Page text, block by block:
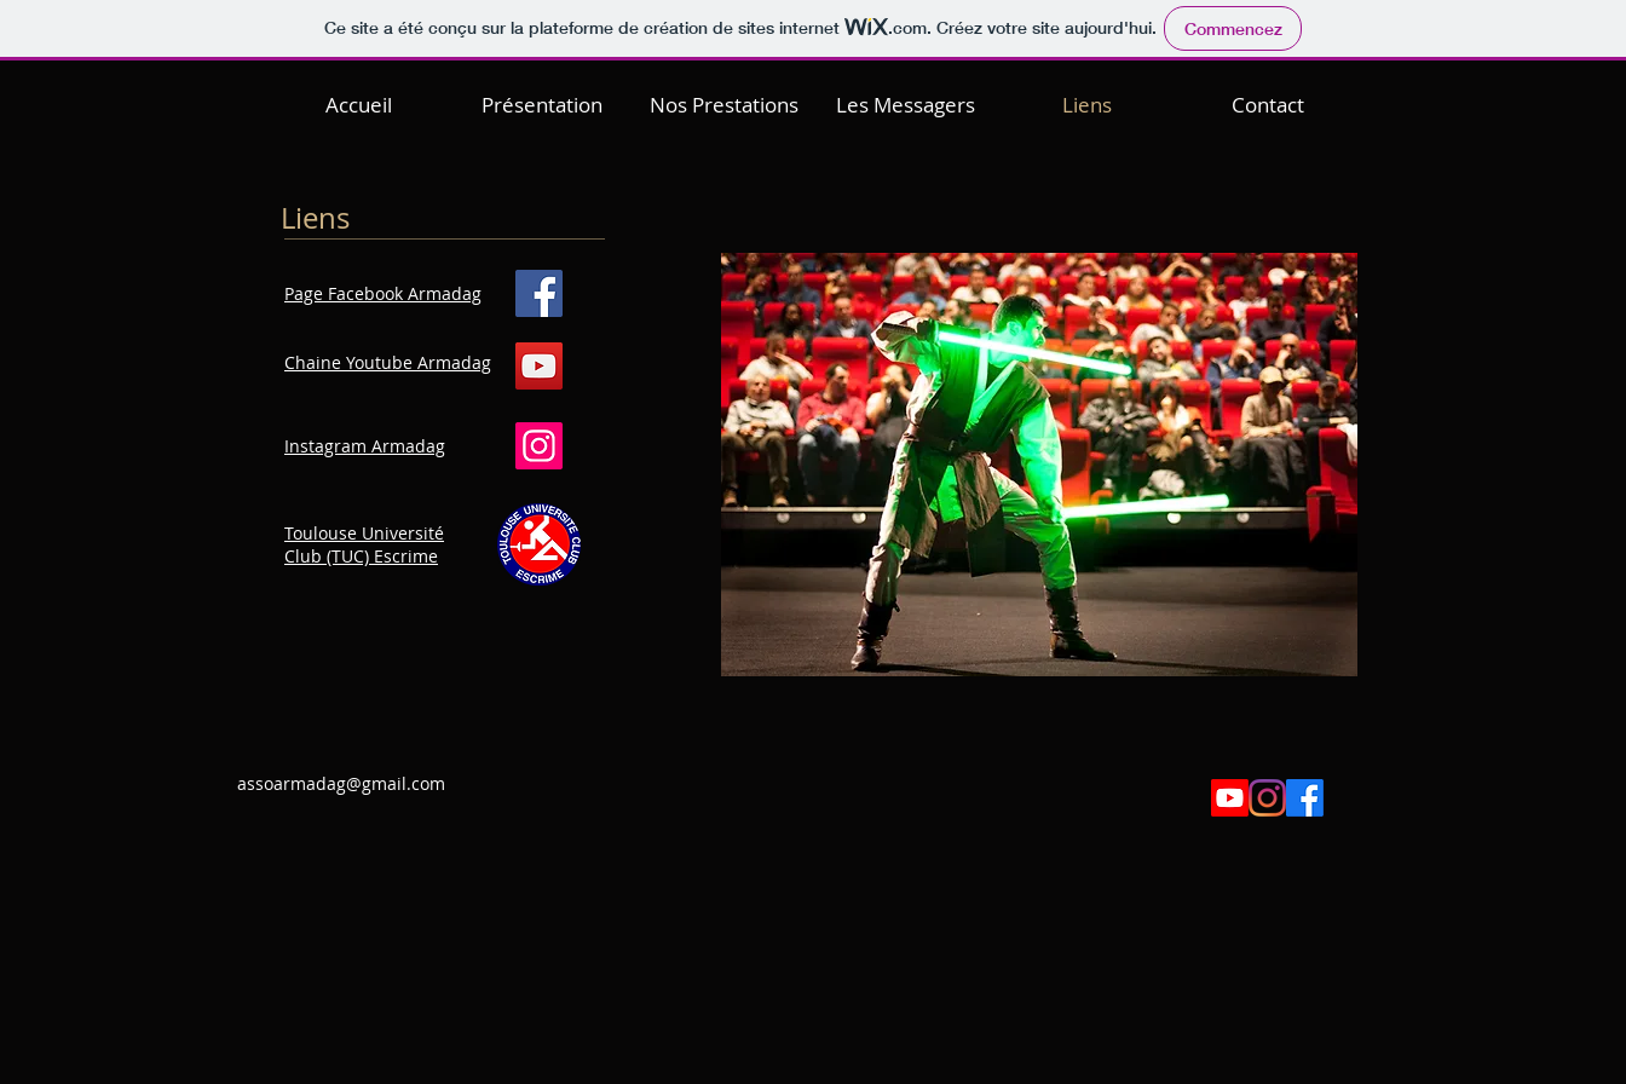
Ce site a été conçu sur la plateforme de création de sites internet .com. Créez votre site aujourd'hui. Commencez
Accueil Présentation Nos Prestations Les Messagers Liens Contact
Liens
Page Facebook Armadag
Chaine Youtube Armadag
Instagram Armadag
Toulouse Université
Club (TUC) Escrime
assoarmadag@gmail.com